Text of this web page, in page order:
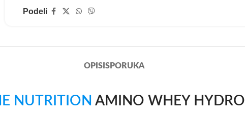
Podeli
OPISISPORUKA
NUTRITION AMINO WHEY HYDRO